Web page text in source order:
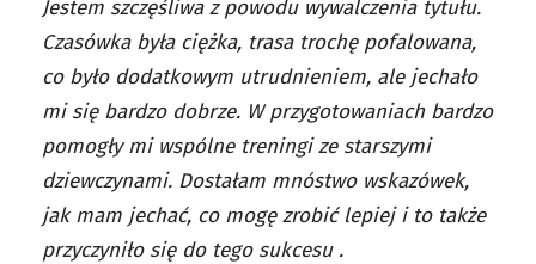
Jestem szczęśliwa z powodu wywalczenia tytułu.
Czasówka była ciężka, trasa trochę pofalowana,
co było dodatkowym utrudnieniem, ale jechało
mi się bardzo dobrze. W przygotowaniach bardzo
pomogły mi wspólne treningi ze starszymi
dziewczynami. Dostałam mnóstwo wskazówek,
jak mam jechać, co mogę zrobić lepiej i to także
przyczyniło się do tego sukcesu .